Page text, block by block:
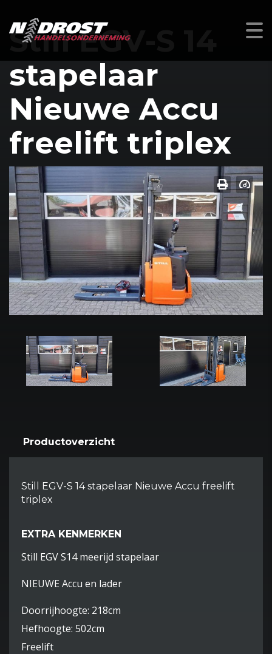
Still EGV-S 14
stapelaar
Nieuwe Accu
freelift triplex
Productoverzicht
Still EGV-S 14 stapelaar Nieuwe Accu freelift
triplex
EXTRA KENMERKEN
Still EGV S14 meerijd stapelaar
NIEUWE Accu en lader
Doorrijhoogte: 218cm
Hefhoogte: 502cm
Freelift